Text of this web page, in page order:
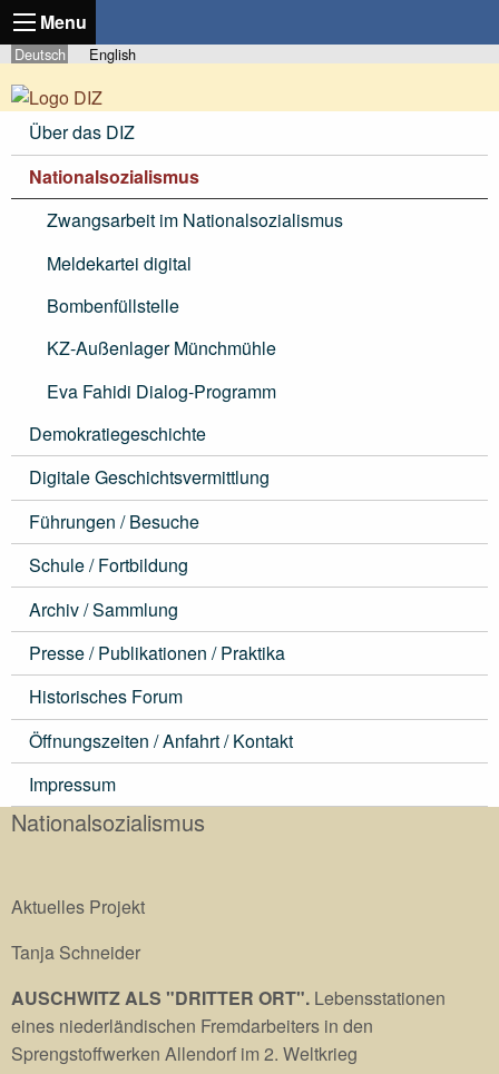
Menu
Deutsch English
Über das DIZ
Nationalsozialismus
Zwangsarbeit im Nationalsozialismus
Meldekartei digital
Bombenfüllstelle
KZ-Außenlager Münchmühle
Eva Fahidi Dialog-Programm
Demokratiegeschichte
Digitale Geschichtsvermittlung
Führungen / Besuche
Schule / Fortbildung
Archiv / Sammlung
Presse / Publikationen / Praktika
Historisches Forum
Öffnungszeiten / Anfahrt / Kontakt
Impressum
Nationalsozialismus
Aktuelles Projekt
Tanja Schneider
AUSCHWITZ ALS "DRITTER ORT". Lebensstationen
eines niederländischen Fremdarbeiters in den
Sprengstoffwerken Allendorf im 2. Weltkrieg